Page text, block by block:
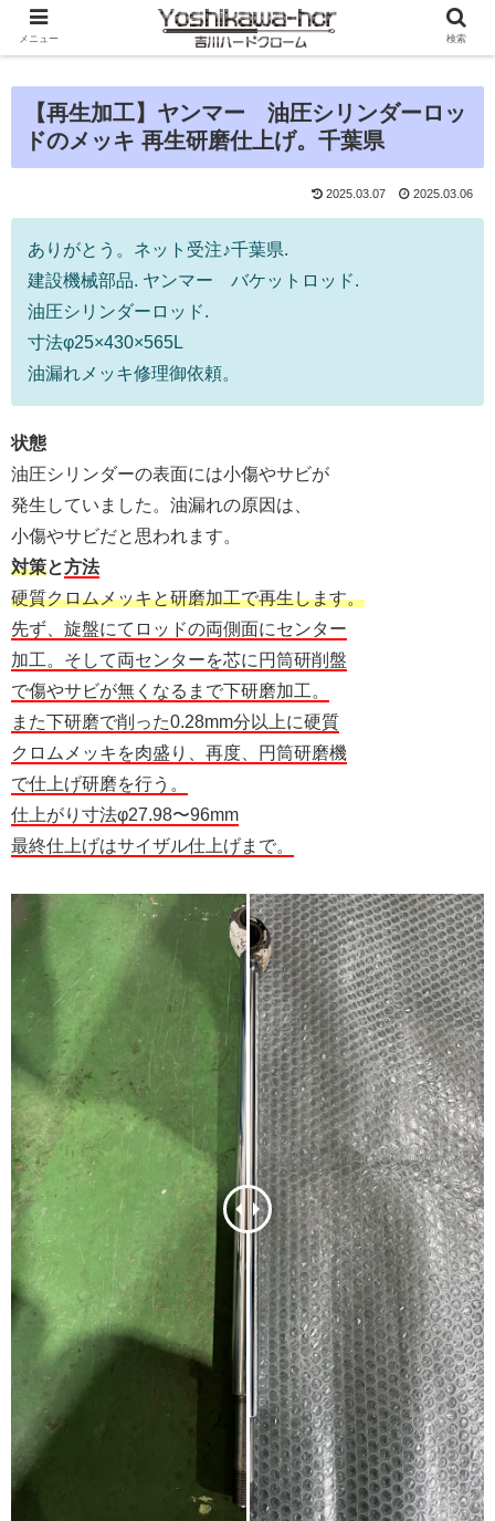
【再生加工】ヤンマー 油圧シリンダーロッ
ドのメッキ 再生研磨仕上げ。千葉県
2025.03.07 2025.03.06
ありがとう。ネット受注♪千葉県.
建設機械部品. ヤンマー バケットロッド.
油圧シリンダーロッド.
寸法φ25×430×565L
油漏れメッキ修理御依頼。
状態
油圧シリンダーの表面には小傷やサビが
発生していました。油漏れの原因は、
小傷やサビだと思われます。
対策と方法
硬質クロムメッキと研磨加工で再生します。
先ず、旋盤にてロッドの両側面にセンター
加工。そして両センターを芯に円筒研削盤
で傷やサビが無くなるまで下研磨加工。
また下研磨で削った0.28mm分以上に硬質
クロムメッキを肉盛り、再度、円筒研磨機
で仕上げ研磨を行う。
仕上がり寸法φ27.98〜96mm
最終仕上げはサイザル仕上げまで。
メニュー 検索